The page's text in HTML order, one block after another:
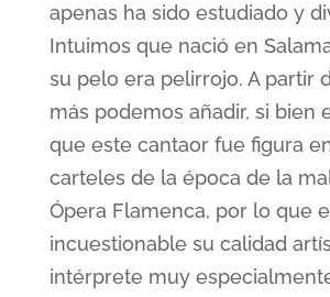
apenas ha sido estudiado y
Intuimos que nació en
su pelo era pelirrojo. A partir
más podemos añadir, si bien
que este cantaor fue figura
carteles de la época de la
Ópera Flamenca, por lo que
incuestionable su calidad
intérprete muy